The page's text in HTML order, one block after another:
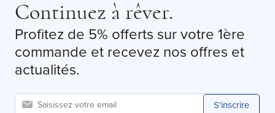
Continuez à rêver.
Profitez de 5% offerts sur votre 1ère
commande et recevez nos offres et
actualités.
S'inscrire